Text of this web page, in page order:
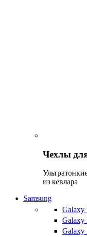
Чехлы
из кевлара
Samsung
Galaxy
Galaxy
Galaxy